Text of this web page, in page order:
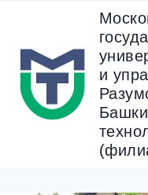
содержанию
и